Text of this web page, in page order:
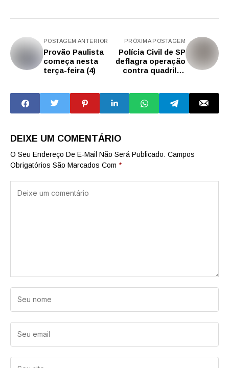
POSTAGEM ANTERIOR
Provão Paulista
começa nesta
terça-feira (4)
PRÓXIMA POSTAGEM
Polícia Civil de SP
deflagra operação
contra quadrilha
roubados
DEIXE UM COMENTÁRIO
O Seu Endereço De E-Mail Não Será Publicado. Campos
Obrigatórios São Marcados Com *